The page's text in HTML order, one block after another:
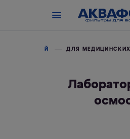
ОРГАНИЗАЦИЙ ДЛЯ